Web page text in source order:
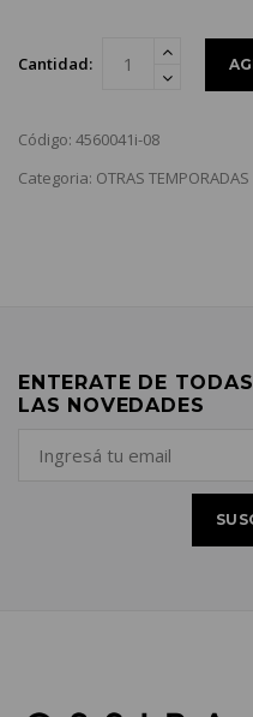
Cantidad:
Código: 4560041i-08
Categoria: OTRAS TEMPORADAS
ENTERATE DE TODAS
LAS NOVEDADES